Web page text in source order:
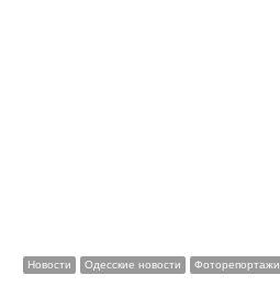
Новости Одесские новости Фоторепортажи